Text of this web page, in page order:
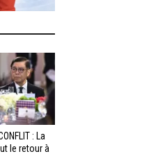
: La
le retour à